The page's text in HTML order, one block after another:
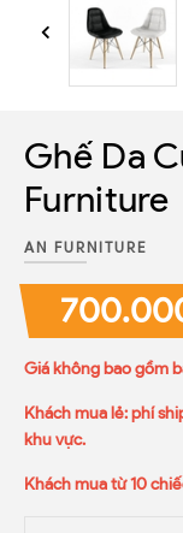
Ghế Da
Furniture
AN FURNITURE
Giá không bao gồm
Khách mua lẻ: phí
khu vực.
Khách mua từ 10